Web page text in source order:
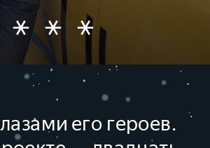
его героев.